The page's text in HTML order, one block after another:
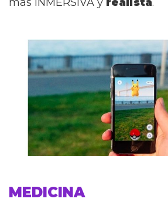
más INMERSIVA y realista.
MEDICINA